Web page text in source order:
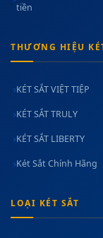
tiền
THƯƠNG HIỆU
KÉT SẮT VIỆT TIỆP
KÉT SẮT TRULY
KÉT SẮT LIBERTY
Két Sắt Chính Hãng
LOẠI KÉT SẮT